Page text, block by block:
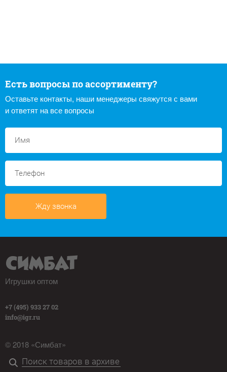
Есть вопросы по ассортименту?
Оставьте контакты, наши менеджеры свяжутся с вами
и ответят на все вопросы
Жду звонка
Игрушки оптом
+7 (495) 933 27 02
info@igr.ru
© 2018 «Симбат»